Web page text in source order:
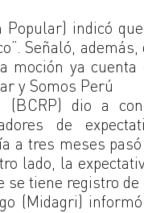
Popular) indicó
Señaló,
moción ya
y Somos Perú
dio a
de
a tres meses
lado, la
tiene registro
(Midagri)